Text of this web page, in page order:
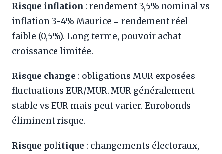
Risque inflation : rendement 3,5% nominal vs
inflation 3-4% Maurice = rendement réel
faible (0,5%). Long terme, pouvoir achat
croissance limitée.
Risque change : obligations MUR exposées
fluctuations EUR/MUR. MUR généralement
stable vs EUR mais peut varier. Eurobonds
éliminent risque.
Risque politique : changements électoraux,